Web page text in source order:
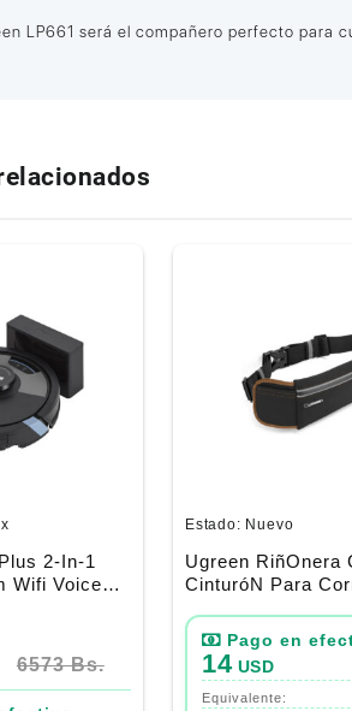
LP661 será el compañero perfecto para
2-In-1
Wifi Voice
6573 Bs.
Estado: Nuevo
Ugreen RiñOnera
CinturóN Para
14 USD